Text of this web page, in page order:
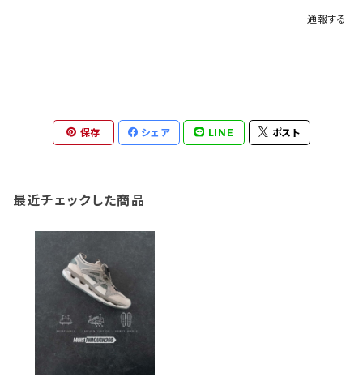
通報する
保存 シェア LINE ポスト
最近チェックした商品